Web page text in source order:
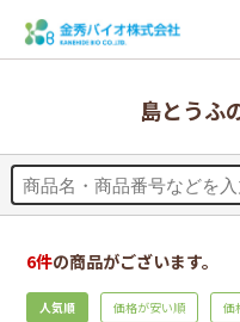
島とうふ
6件の商品がございます。
人気順 価格が安い順 価